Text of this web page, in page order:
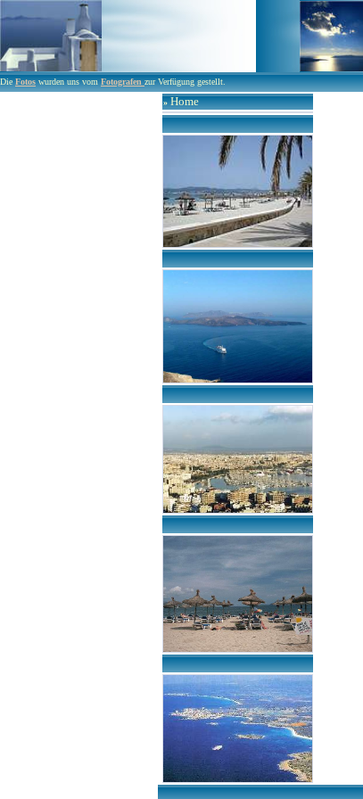
DieFotoswurden uns vomFotografenzur Verfügung gestellt.
» Home